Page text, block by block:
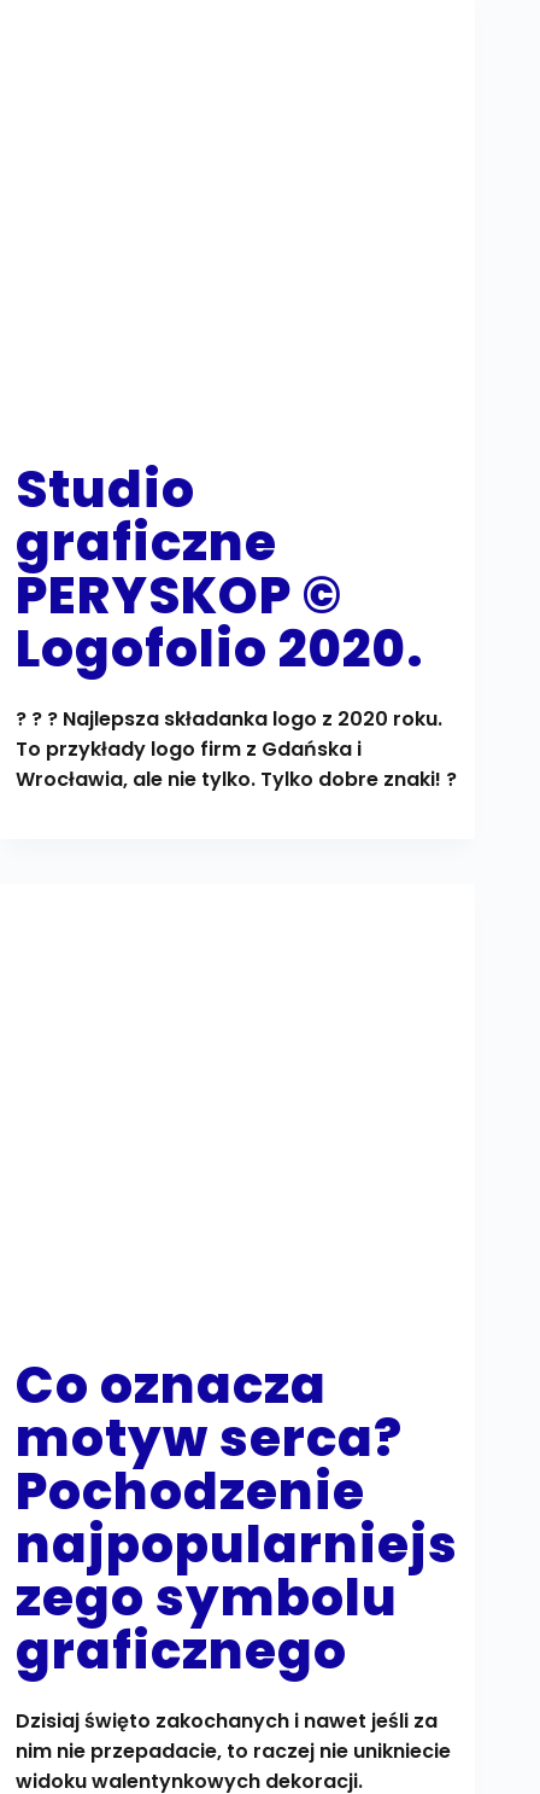
Studio
graficzne
PERYSKOP ©
Logofolio 2020.
? ? ? Najlepsza składanka logo z 2020 roku.
To przykłady logo firm z Gdańska i
Wrocławia, ale nie tylko. Tylko dobre znaki! ?
Co oznacza
motyw serca?
Pochodzenie
najpopularniejs
zego symbolu
graficznego
Dzisiaj święto zakochanych i nawet jeśli za
nim nie przepadacie, to raczej nie unikniecie
widoku walentynkowych dekoracji.